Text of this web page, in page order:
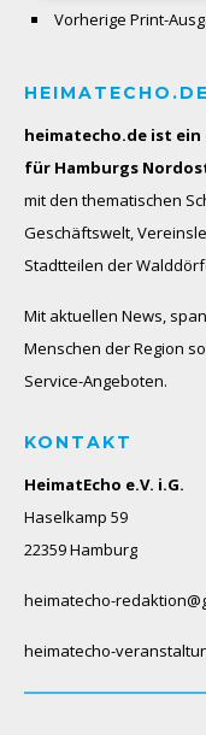
Vorherige Print-
HEIMATECHO.DE
heimatecho.de ist
für Hamburgs
mit den thematischen
Geschäftswelt,
Stadtteilen der
Mit aktuellen News,
Menschen der Region
Service-Angeboten.
KONTAKT
HeimatEcho e.V. i.G.
Haselkamp 59
22359 Hamburg
heimatecho-
heimatecho-